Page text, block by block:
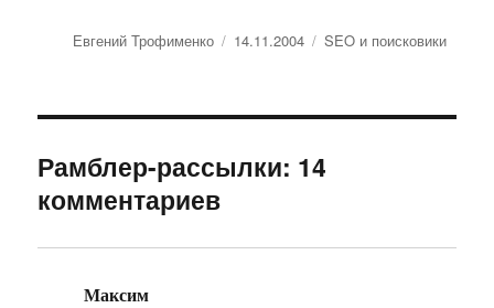
Автор
Евгений Трофименко Опубликовано
14.11.2004 Рубрики
SEO и поисковики
Рамблер-рассылки: 14
комментариев
Максим